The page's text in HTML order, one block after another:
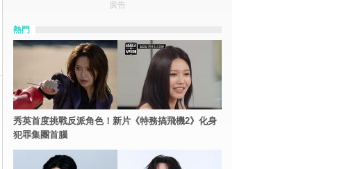
廣告
熱門
秀英首度挑戰反派角色！新片《特務搞飛機2》化身
犯罪集團首腦